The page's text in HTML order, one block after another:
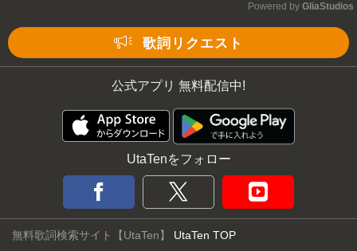
Powered by GliaStudios
歌詞リクエスト
公式アプリ 無料配信中!
UtaTenをフォロー
無料歌詞検索サイト【UtaTen】 UtaTen TOP